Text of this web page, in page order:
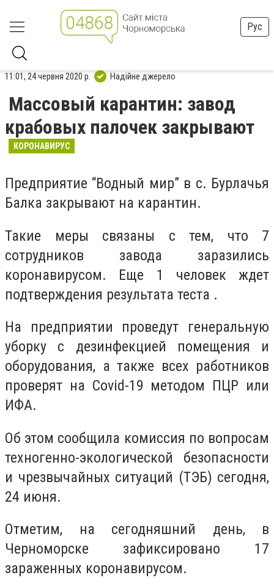
Рус
11:01, 24 червня 2020 р. Надійне джерело
Массовый карантин: завод
крабовых палочек закрывают
КОРОНАВИРУС
Предприятие “Водный мир” в с. Бурлачья
Балка закрывают на карантин.
Такие меры связаны с тем, что 7
сотрудников завода заразились
коронавирусом. Еще 1 человек ждет
подтверждения результата теста .
На предприятии проведут генеральную
уборку с дезинфекцией помещения и
оборудования, а также всех работников
проверят на Covid-19 методом ПЦР или
ИФА.
Об этом сообщила комиссия по вопросам
техногенно-экологической безопасности
и чрезвычайных ситуаций (ТЭБ) сегодня,
24 июня.
Отметим, на сегодняшний день, в
Черноморске зафиксировано 17
зараженных коронавирусом.